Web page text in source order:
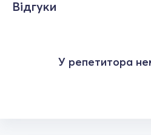
Відгуки
У репетитора